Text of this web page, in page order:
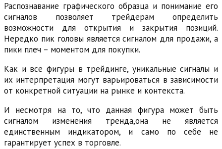
Распознавание графического образца и понимание его
сигналов позволяет трейдерам определить
возможности для открытия и закрытия позиций.
Нередко пик головы является сигналом для продажи, а
пики плеч – моментом для покупки.
Как и все фигуры в трейдинге, уникальные сигналы и
их интерпретация могут варьироваться в зависимости
от конкретной ситуации на рынке и контекста.
И несмотря на то, что данная фигура может быть
сигналом изменения тренда,она не является
единственным индикатором, и само по себе не
гарантирует успех в торговле.